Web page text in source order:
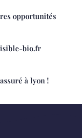
opportunités
bio.fr
à lyon !